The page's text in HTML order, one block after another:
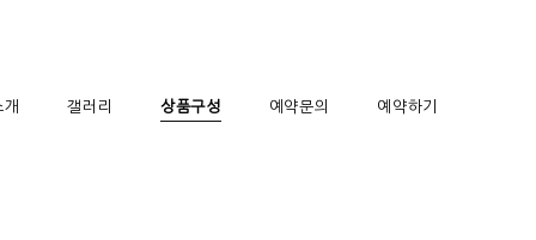
갤러리 상품구성 예약문의 예약하기